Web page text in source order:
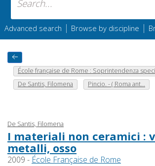
Advanced search | Browse by discipline |
École française de Rome : Soprintendenza
De Santis, Filomena
Pincio. - ( Roma ant...
De Santis, Filomena
I materiali non ceramici :
metalli, osso
2009 - École Française de Rome